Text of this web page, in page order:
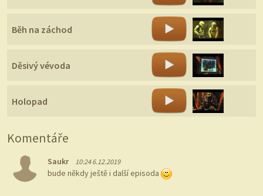
Běh na záchod
Děsivý vévoda
Holopad
Komentáře
Saukr 10:24 6.12.2019
bude někdy ještě i další episoda